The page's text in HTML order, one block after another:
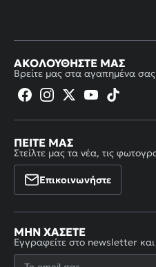
ΑΚΟΛΟΥΘΉΣΤΕ ΜΑΣ
Βρείτε μας στα αγαπημένα σας
ΠΕΊΤΕ ΜΑΣ
Στείλτε μας τα νέα, τις
Επικοινωνήστε
ΜΗΝ ΧΆΣΕΤΕ
Εγγραφείτε στο newsletter